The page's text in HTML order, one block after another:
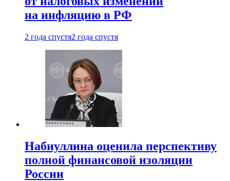
на инфляцию в РФ
2 года спустя2 года спустя
Набиуллина оценила перспективу
полной финансовой изоляции
России